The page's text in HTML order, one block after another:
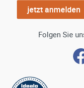
jetzt anmelden
Folgen Sie